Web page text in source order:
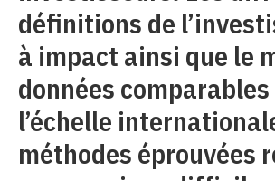
définitions de
à impact ainsi que le
données comparables
l’échelle
méthodes éprouvées